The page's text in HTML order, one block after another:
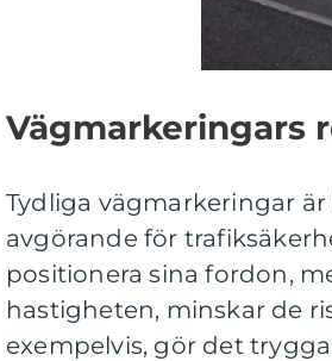
Vägmarkeringars
Tydliga vägmarkeringar
avgörande för
positionera sina fordon,
hastigheten, minskar de
exempelvis, gör det